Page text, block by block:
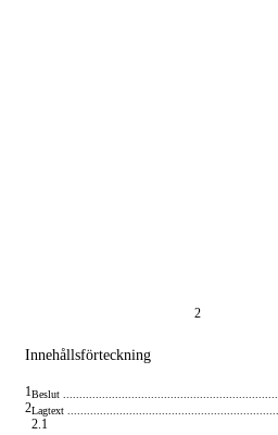
2
Innehållsförteckning
1Beslut
2Lagtext
2.1